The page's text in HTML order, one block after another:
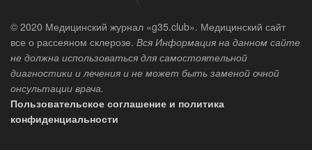
© 2020 Медицинский журнал «g35.club». Медицинский сайт
все о рассеяном склерозе. Вся Информация на данном сайте
не должна использоваться для самостоятельной
диагностики и лечения и не может быть заменой очной
онсультации врача.
Пользовательское соглашение и политика
конфиденциальности